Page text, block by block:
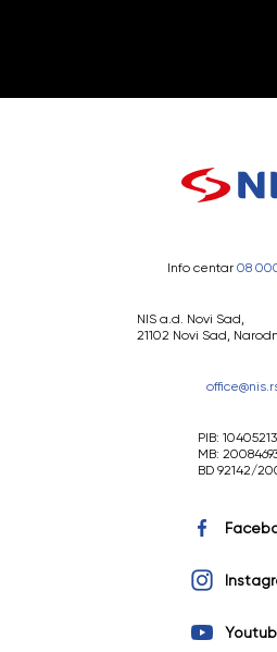
Info centar 08
NIS a.d. Novi Sad,
21102 Novi Sad,
PIB:
MB:
BD 92142/